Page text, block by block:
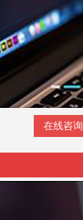
在线咨询